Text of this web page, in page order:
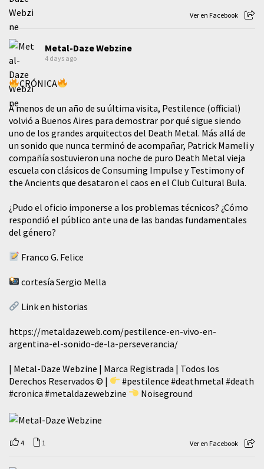
Ver en Facebook
Metal-Daze Webzine
4 days ago
CRÓNICA
A menos de un año de su última visita, Pestilence (official)
volvió a Buenos Aires para demostrar por qué sigue siendo
uno de los grandes arquitectos del Death Metal. Más allá de
un sonido que nunca terminó de acompañar, Patrick Mameli y
compañía sostuvieron una noche de puro Death Metal vieja
escuela con clásicos de Consuming Impulse y Testimony of
the Ancients que desataron el caos en el Club Cultural Bula.
¿Pudo el oficio imponerse a los problemas técnicos? ¿Cómo
respondió el público ante una de las bandas fundamentales
del género?
Franco G. Felice
cortesía Sergio Mella
Link en historias
https://metaldazeweb.com/pestilence-en-vivo-en-
argentina-el-sonido-de-la-perseverancia/
| Metal-Daze Webzine | Marca Registrada | Todos los
Derechos Reservados © |
#pestilence #deathmetal #death
#cronica #metaldazewebzine Noiseground
4 1 Ver en Facebook